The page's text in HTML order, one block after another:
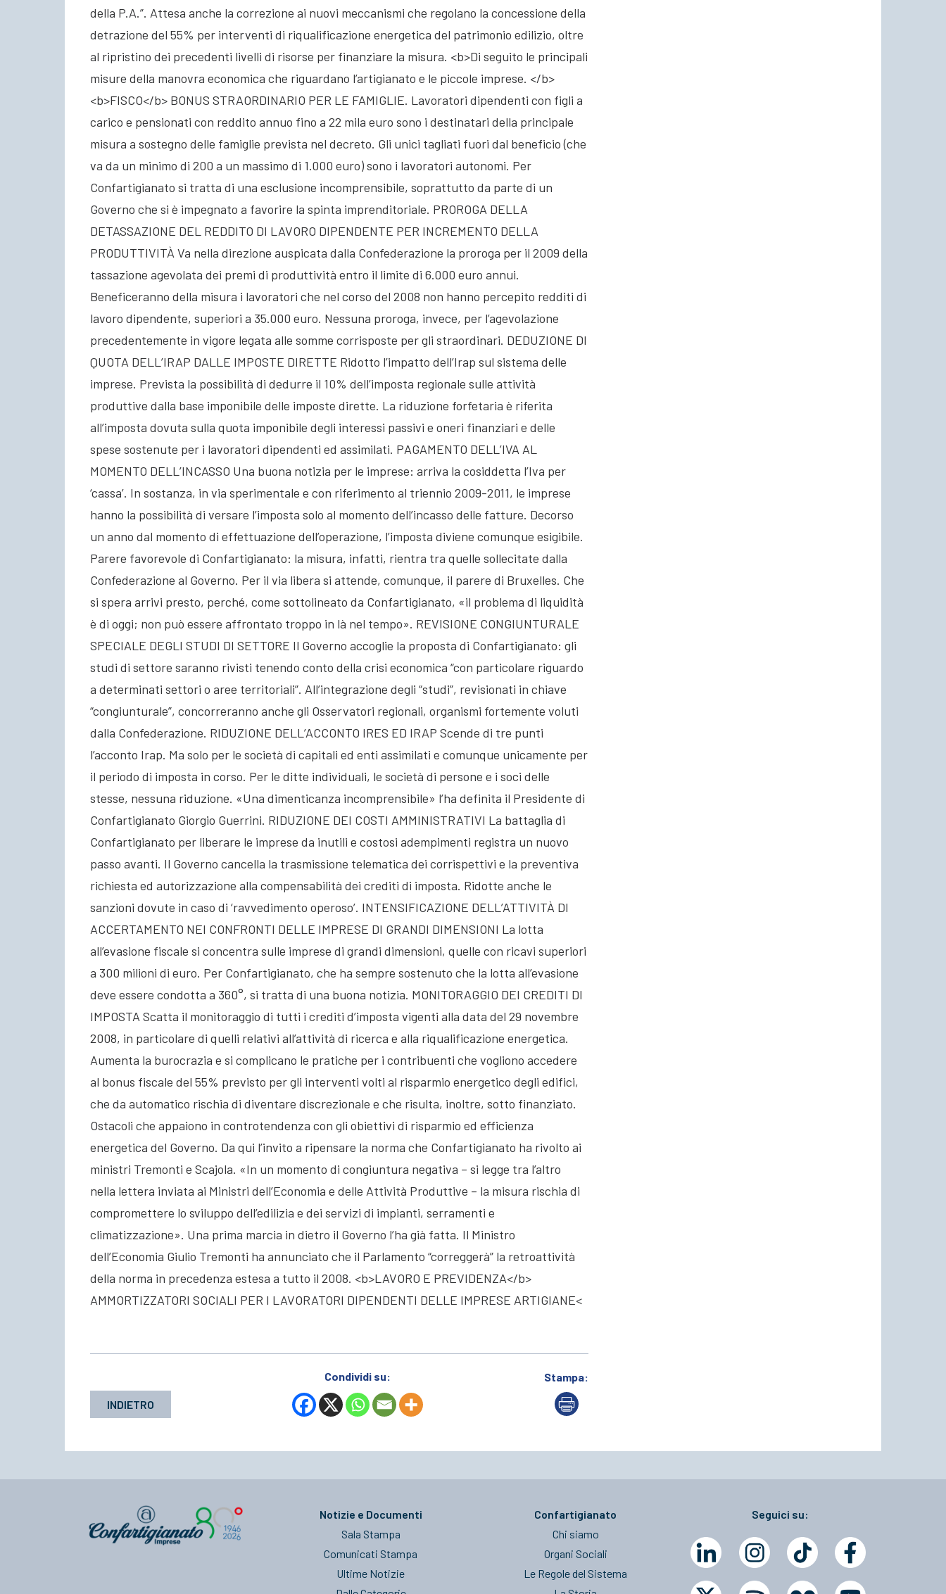
della P.A.”. Attesa anche la correzione ai nuovi meccanismi che regolano la concessione della
detrazione del 55% per interventi di riqualificazione energetica del patrimonio edilizio, oltre
al ripristino dei precedenti livelli di risorse per finanziare la misura. <b>Di seguito le principali
misure della manovra economica che riguardano l’artigianato e le piccole imprese. </b>
<b>FISCO</b> BONUS STRAORDINARIO PER LE FAMIGLIE. Lavoratori dipendenti con figli a
carico e pensionati con reddito annuo fino a 22 mila euro sono i destinatari della principale
misura a sostegno delle famiglie prevista nel decreto. Gli unici tagliati fuori dal beneficio (che
va da un minimo di 200 a un massimo di 1.000 euro) sono i lavoratori autonomi. Per
Confartigianato si tratta di una esclusione incomprensibile, soprattutto da parte di un
Governo che si è impegnato a favorire la spinta imprenditoriale. PROROGA DELLA
DETASSAZIONE DEL REDDITO DI LAVORO DIPENDENTE PER INCREMENTO DELLA
PRODUTTIVITÀ Va nella direzione auspicata dalla Confederazione la proroga per il 2009 della
tassazione agevolata dei premi di produttività entro il limite di 6.000 euro annui.
Beneficeranno della misura i lavoratori che nel corso del 2008 non hanno percepito redditi di
lavoro dipendente, superiori a 35.000 euro. Nessuna proroga, invece, per l’agevolazione
precedentemente in vigore legata alle somme corrisposte per gli straordinari. DEDUZIONE DI
QUOTA DELL’IRAP DALLE IMPOSTE DIRETTE Ridotto l’impatto dell’Irap sul sistema delle
imprese. Prevista la possibilità di dedurre il 10% dell’imposta regionale sulle attività
produttive dalla base imponibile delle imposte dirette. La riduzione forfetaria è riferita
all’imposta dovuta sulla quota imponibile degli interessi passivi e oneri finanziari e delle
spese sostenute per i lavoratori dipendenti ed assimilati. PAGAMENTO DELL’IVA AL
MOMENTO DELL’INCASSO Una buona notizia per le imprese: arriva la cosiddetta l’Iva per
‘cassa’. In sostanza, in via sperimentale e con riferimento al triennio 2009-2011, le imprese
hanno la possibilità di versare l’imposta solo al momento dell’incasso delle fatture. Decorso
un anno dal momento di effettuazione dell’operazione, l’imposta diviene comunque esigibile.
Parere favorevole di Confartigianato: la misura, infatti, rientra tra quelle sollecitate dalla
Confederazione al Governo. Per il via libera si attende, comunque, il parere di Bruxelles. Che
si spera arrivi presto, perché, come sottolineato da Confartigianato, «il problema di liquidità
è di oggi; non può essere affrontato troppo in là nel tempo». REVISIONE CONGIUNTURALE
SPECIALE DEGLI STUDI DI SETTORE Il Governo accoglie la proposta di Confartigianato: gli
studi di settore saranno rivisti tenendo conto della crisi economica “con particolare riguardo
a determinati settori o aree territoriali”. All’integrazione degli “studi”, revisionati in chiave
“congiunturale”, concorreranno anche gli Osservatori regionali, organismi fortemente voluti
dalla Confederazione. RIDUZIONE DELL’ACCONTO IRES ED IRAP Scende di tre punti
l’acconto Irap. Ma solo per le società di capitali ed enti assimilati e comunque unicamente per
il periodo di imposta in corso. Per le ditte individuali, le società di persone e i soci delle
stesse, nessuna riduzione. «Una dimenticanza incomprensibile» l’ha definita il Presidente di
Confartigianato Giorgio Guerrini. RIDUZIONE DEI COSTI AMMINISTRATIVI La battaglia di
Confartigianato per liberare le imprese da inutili e costosi adempimenti registra un nuovo
passo avanti. Il Governo cancella la trasmissione telematica dei corrispettivi e la preventiva
richiesta ed autorizzazione alla compensabilità dei crediti di imposta. Ridotte anche le
sanzioni dovute in caso di ‘ravvedimento operoso’. INTENSIFICAZIONE DELL’ATTIVITÀ DI
ACCERTAMENTO NEI CONFRONTI DELLE IMPRESE DI GRANDI DIMENSIONI La lotta
all’evasione fiscale si concentra sulle imprese di grandi dimensioni, quelle con ricavi superiori
a 300 milioni di euro. Per Confartigianato, che ha sempre sostenuto che la lotta all’evasione
deve essere condotta a 360°, si tratta di una buona notizia. MONITORAGGIO DEI CREDITI DI
IMPOSTA Scatta il monitoraggio di tutti i crediti d’imposta vigenti alla data del 29 novembre
2008, in particolare di quelli relativi all’attività di ricerca e alla riqualificazione energetica.
Aumenta la burocrazia e si complicano le pratiche per i contribuenti che vogliono accedere
al bonus fiscale del 55% previsto per gli interventi volti al risparmio energetico degli edifici,
che da automatico rischia di diventare discrezionale e che risulta, inoltre, sotto finanziato.
Ostacoli che appaiono in controtendenza con gli obiettivi di risparmio ed efficienza
energetica del Governo. Da qui l’invito a ripensare la norma che Confartigianato ha rivolto ai
ministri Tremonti e Scajola. «In un momento di congiuntura negativa – si legge tra l’altro
nella lettera inviata ai Ministri dell’Economia e delle Attività Produttive – la misura rischia di
compromettere lo sviluppo dell’edilizia e dei servizi di impianti, serramenti e
climatizzazione». Una prima marcia in dietro il Governo l’ha già fatta. Il Ministro
dell’Economia Giulio Tremonti ha annunciato che il Parlamento “correggerà” la retroattività
della norma in precedenza estesa a tutto il 2008. <b>LAVORO E PREVIDENZA</b>
AMMORTIZZATORI SOCIALI PER I LAVORATORI DIPENDENTI DELLE IMPRESE ARTIGIANE<
INDIETRO
Condividi su: Stampa:
Notizie e Documenti
Sala Stampa
Comunicati Stampa
Ultime Notizie
Confartigianato
Chi siamo
Organi Sociali
Le Regole del Sistema
Seguici su: